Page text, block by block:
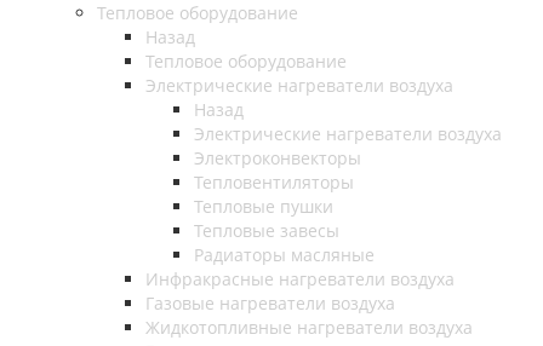
Тепловое оборудование
Назад
Тепловое оборудование
Электрические нагреватели воздуха
Назад
Электрические нагреватели воздуха
Электроконвекторы
Тепловентиляторы
Тепловые пушки
Тепловые завесы
Радиаторы масляные
Инфракрасные нагреватели воздуха
Газовые нагреватели воздуха
Жидкотопливные нагреватели воздуха